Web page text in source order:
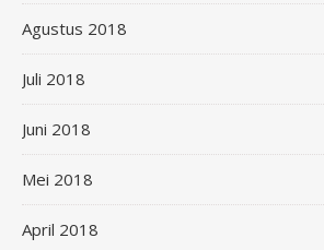
Agustus 2018
Juli 2018
Juni 2018
Mei 2018
April 2018